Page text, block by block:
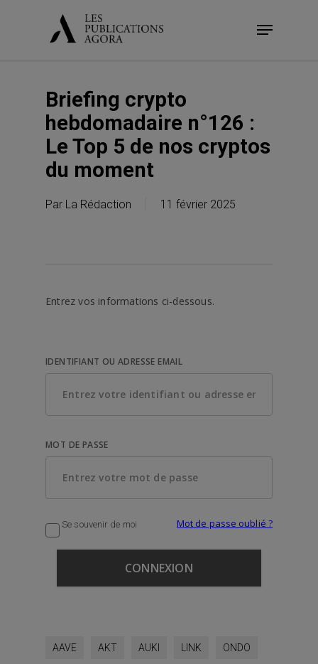
Menu
Briefing crypto
hebdomadaire n°126 :
Le Top 5 de nos cryptos
du moment
Par La Rédaction 11 février 2025
Entrez vos informations ci-dessous.
IDENTIFIANT OU ADRESSE EMAIL
MOT DE PASSE
Se souvenir de moi Mot de passe oublié ?
AAVE AKT AUKI LINK ONDO